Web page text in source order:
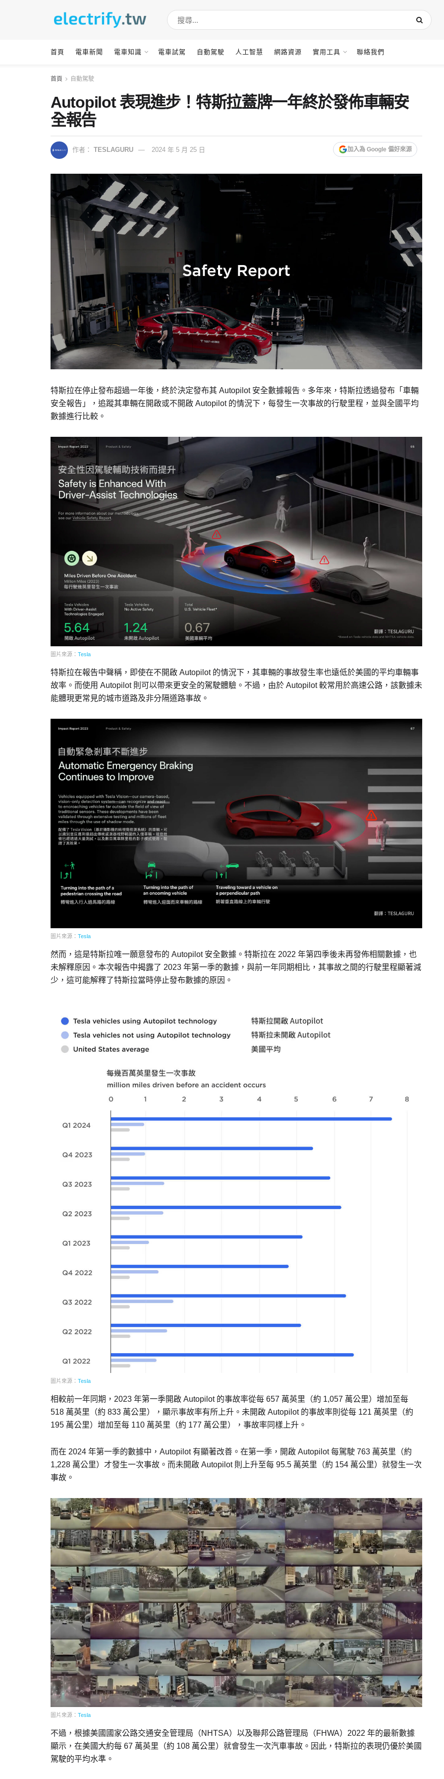
首頁 電車新聞 電車知識 電車試駕 自動駕駛 人工智慧 網路資源 實用工具 聯絡我們
首頁 自動駕駛
Autopilot 表現進步！特斯拉蓋牌一年終於發佈車輛安
全報告
作者： TESLAGURU 2024 年 5 月 25 日 加入為 Google 偏好來源
特斯拉在停止發布超過一年後，終於決定發布其 Autopilot 安全數據報告。多年來，特斯拉透過發布「車輛
安全報告」，追蹤其車輛在開啟或不開啟 Autopilot 的情況下，每發生一次事故的行駛里程，並與全國平均
數據進行比較。
圖片來源： Tesla
特斯拉在報告中聲稱，即使在不開啟 Autopilot 的情況下，其車輛的事故發生率也遠低於美國的平均車輛事
故率。而使用 Autopilot 則可以帶來更安全的駕駛體驗。不過，由於 Autopilot 較常用於高速公路，該數據未
能體現更常見的城市道路及非分隔道路事故。
圖片來源： Tesla
然而，這是特斯拉唯一願意發布的 Autopilot 安全數據。特斯拉在 2022 年第四季後未再發佈相關數據，也
未解釋原因。本次報告中揭露了 2023 年第一季的數據，與前一年同期相比，其事故之間的行駛里程顯著減
少，這可能解釋了特斯拉當時停止發布數據的原因。
圖片來源： Tesla
相較前一年同期，2023 年第一季開啟 Autopilot 的事故率從每 657 萬英里（約 1,057 萬公里）增加至每
518 萬英里（約 833 萬公里），顯示事故率有所上升。未開啟 Autopilot 的事故率則從每 121 萬英里（約
195 萬公里）增加至每 110 萬英里（約 177 萬公里），事故率同樣上升。
而在 2024 年第一季的數據中，Autopilot 有顯著改善。在第一季，開啟 Autopilot 每駕駛 763 萬英里（約
1,228 萬公里）才發生一次事故。而未開啟 Autopilot 則上升至每 95.5 萬英里（約 154 萬公里）就發生一次
事故。
圖片來源： Tesla
不過，根據美國國家公路交通安全管理局（NHTSA）以及聯邦公路管理局（FHWA）2022 年的最新數據
顯示，在美國大約每 67 萬英里（約 108 萬公里）就會發生一次汽車事故。因此，特斯拉的表現仍優於美國
駕駛的平均水準。